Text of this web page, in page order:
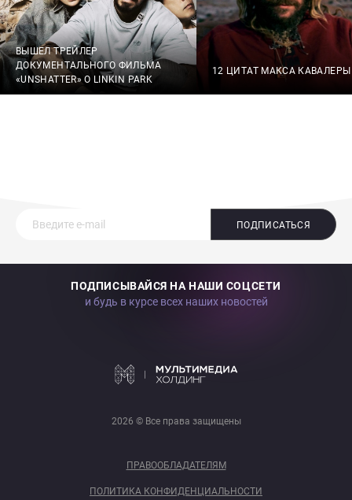
ВЫШЕЛ ТРЕЙЛЕР
ДОКУМЕНТАЛЬНОГО ФИЛЬМА
«UNSHATTER» О LINKIN PARK
12 ЦИТАТ МАКСА КАВАЛЕРЫ
ПОДПИСАТЬСЯ
ПОДПИСЫВАЙСЯ НА НАШИ СОЦСЕТИ
и будь в курсе всех наших новостей
2026 © Все права защищены
ПРАВООБЛАДАТЕЛЯМ
ПОЛИТИКА КОНФИДЕНЦИАЛЬНОСТИ